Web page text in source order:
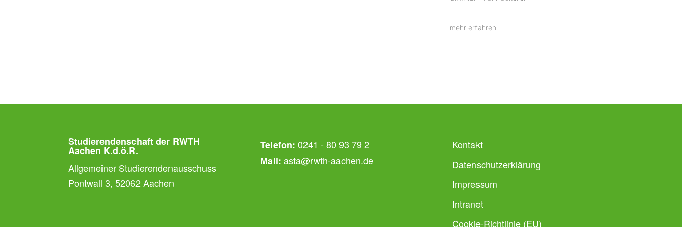
mehr erfahren
Studierendenschaft der RWTH
Aachen K.d.ö.R.
Allgemeiner Studierendenausschuss
Pontwall 3, 52062 Aachen
Telefon: 0241 - 80 93 79 2
Mail: asta@rwth-aachen.de
Kontakt
Datenschutzerklärung
Impressum
Intranet
Cookie-Richtlinie (EU)